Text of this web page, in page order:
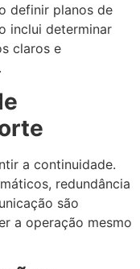
definir planos de
inclui determinar
claros e
a continuidade.
redundância
são
a operação mesmo